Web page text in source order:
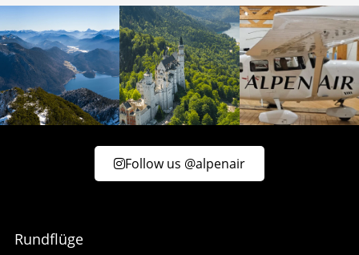
Follow us @alpenair
Rundflüge